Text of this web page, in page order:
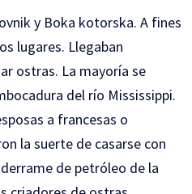
y Boka kotorska. A fines
lugares. Llegaban
ostras. La mayoría se
del río Mississippi.
a francesas o
la suerte de casarse con
de petróleo de la